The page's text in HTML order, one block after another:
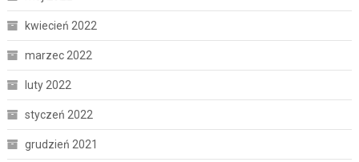
kwiecień 2022
marzec 2022
luty 2022
styczeń 2022
grudzień 2021